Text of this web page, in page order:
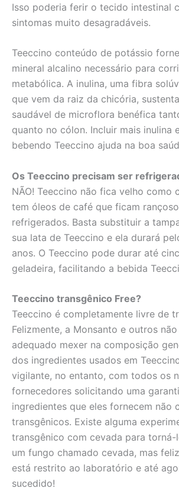
Isso poderia ferir o tecido intestinal
sintomas muito desagradáveis.
Teeccino conteúdo de potássio
mineral alcalino necessário para
metabólica. A inulina, uma fibra
que vem da raiz da chicória,
saudável de microflora benéfica
quanto no cólon. Incluir mais inulina
bebendo Teeccino ajuda na boa
Os Teeccino precisam ser
NÃO! Teeccino não fica velho como
tem óleos de café que ficam
refrigerados. Basta substituir a
sua lata de Teeccino e ela durará
anos. O Teeccino pode durar até
geladeira, facilitando a bebida
Teeccino transgênico Free?
Teeccino é completamente livre de
Felizmente, a Monsanto e outros
adequado mexer na composição
dos ingredientes usados em
vigilante, no entanto, com todos os
fornecedores solicitando uma
ingredientes que eles fornecem não
transgênicos. Existe alguma
transgênico com cevada para torná-
um fungo chamado cevada, mas
está restrito ao laboratório e até
sucedido!